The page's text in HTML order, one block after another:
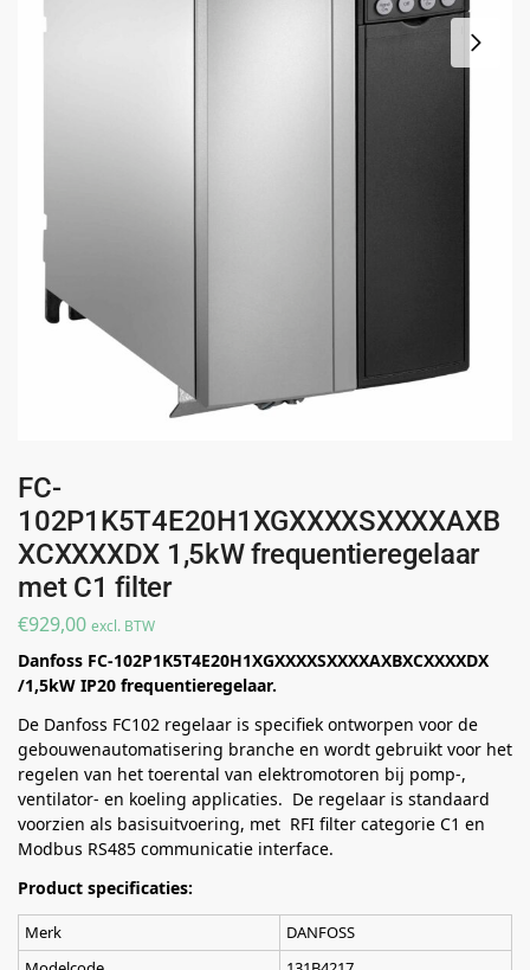
FC-
102P1K5T4E20H1XGXXXXSXXXXAXB
XCXXXXDX 1,5kW frequentieregelaar
met C1 filter
€929,00 excl. BTW
Danfoss FC-102P1K5T4E20H1XGXXXXSXXXXAXBXCXXXXDX
/1,5kW IP20 frequentieregelaar.
De Danfoss FC102 regelaar is specifiek ontworpen voor de
gebouwenautomatisering branche en wordt gebruikt voor het
regelen van het toerental van elektromotoren bij pomp-,
ventilator- en koeling applicaties. De regelaar is standaard
voorzien als basisuitvoering, met RFI filter categorie C1 en
Modbus RS485 communicatie interface.
Product specificaties:
Merk
DANFOSS